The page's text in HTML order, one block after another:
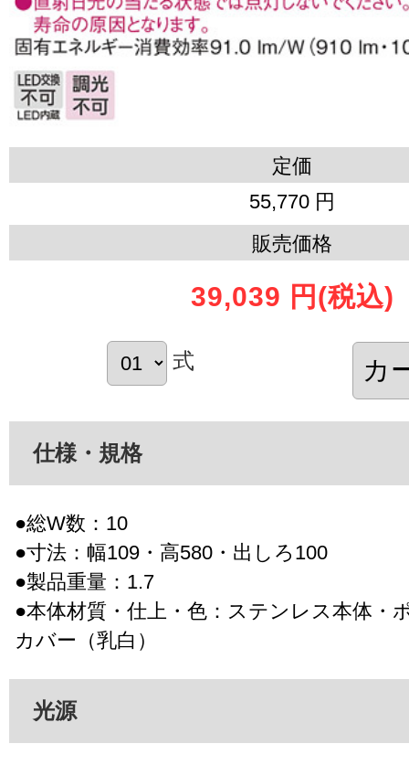
定価
55,770 円
販売価格
39,039 円 (税込)
式
仕様・規格
●総W数：10
●寸法：幅109・高580・出しろ100
●製品重量：1.7
●本体材質・仕上・色：ステンレス本体・
カバー（乳白）
光源